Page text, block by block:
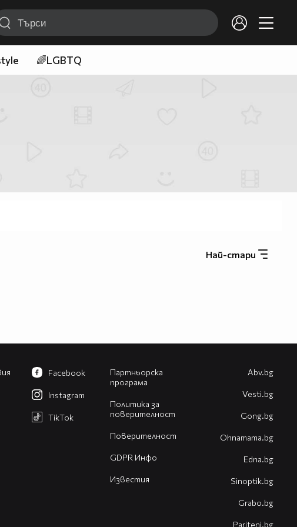
🌈LGBTQ
Най-стари
Партньорска
програма
Политика за
поверителност
Поверителност
GDPR Инфо
Известия
Facebook
Instagram
TikTok
Abv.bg
Vesti.bg
Gong.bg
Оhnamama.bg
Edna.bg
Sinoptik.bg
Grabo.bg
Pariteni.bg